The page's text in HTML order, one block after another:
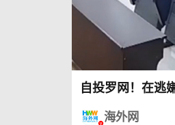
自投罗网！在逃
海外网